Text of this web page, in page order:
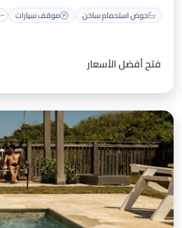
حوض استحمام ساخن
موقف سيارات
فتح أفضل الأسعار